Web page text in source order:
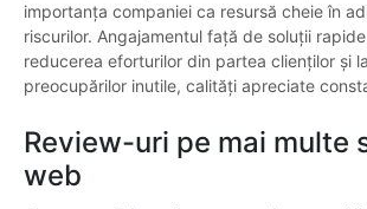
importanța companiei ca resursă cheie în
riscurilor. Angajamentul față de soluții
reducerea eforturilor din partea clienților și
preocupărilor inutile, calități apreciate
Review-uri pe mai multe
web